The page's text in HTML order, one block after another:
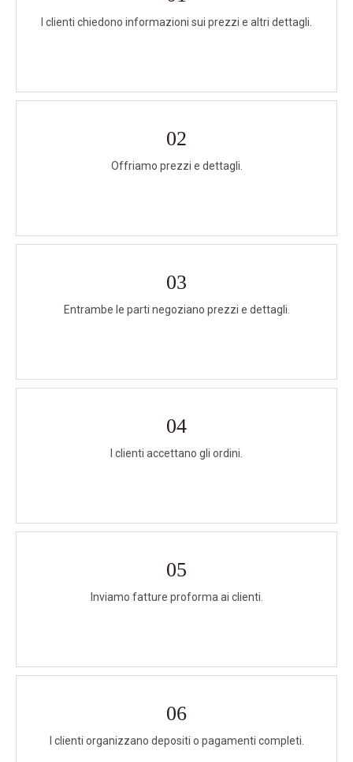
I clienti chiedono informazioni sui prezzi e altri dettagli.
02
Offriamo prezzi e dettagli.
03
Entrambe le parti negoziano prezzi e dettagli.
04
I clienti accettano gli ordini.
05
Inviamo fatture proforma ai clienti.
06
I clienti organizzano depositi o pagamenti completi.